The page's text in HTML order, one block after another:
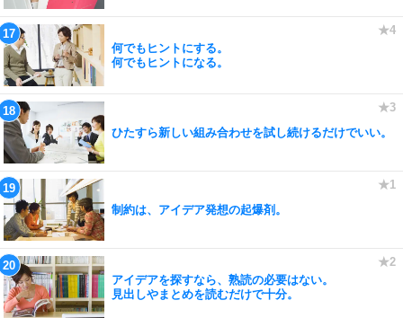
何でもヒントにする。
何でもヒントになる。
ひたすら新しい組み合わせを試し続けるだけでいい。
制約は、アイデア発想の起爆剤。
アイデアを探すなら、熟読の必要はない。
見出しやまとめを読むだけで十分。